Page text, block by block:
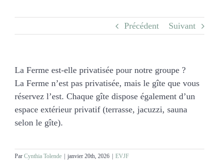
ENTREPRISES
ENFANTS
NOS GITES
Précédent Suivant
La Ferme est-elle privatisée pour notre groupe ?
La Ferme n’est pas privatisée, mais le gîte que vous
réservez l’est. Chaque gîte dispose également d’un
espace extérieur privatif (terrasse, jacuzzi, sauna
selon le gîte).
Par Cynthia Tolende | janvier 20th, 2026 | EVJF